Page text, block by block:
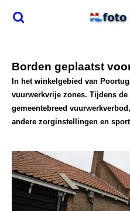
Ga
direct
hoofdinhoud
Borden geplaatst
In het winkelgebied van
vuurwerkvrije zones. Tijdens
gemeentebreed
andere zorginstellingen en